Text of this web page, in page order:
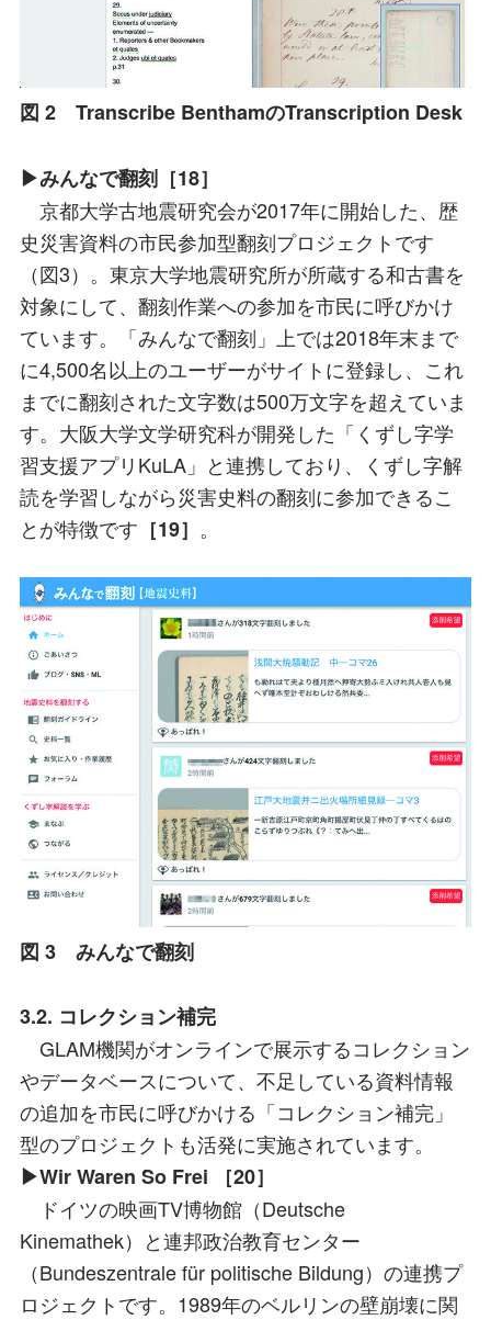
図 2 Transcribe BenthamのTranscription Desk
▶みんなで翻刻［18］
京都大学古地震研究会が2017年に開始した、歴
史災害資料の市民参加型翻刻プロジェクトです
（図3）。東京大学地震研究所が所蔵する和古書を
対象にして、翻刻作業への参加を市民に呼びかけ
ています。「みんなで翻刻」上では2018年末まで
に4,500名以上のユーザーがサイトに登録し、これ
までに翻刻された文字数は500万文字を超えていま
す。大阪大学文学研究科が開発した「くずし字学
習支援アプリKuLA」と連携しており、くずし字解
読を学習しながら災害史料の翻刻に参加できるこ
とが特徴です ［19］ 。
図 3 みんなで翻刻
3.2. コレクション補完
GLAM機関がオンラインで展示するコレクション
やデータベースについて、不足している資料情報
の追加を市民に呼びかける「コレクション補完」
型のプロジェクトも活発に実施されています。
▶Wir Waren So Frei ［20］
ドイツの映画TV博物館（Deutsche
Kinemathek）と連邦政治教育センター
（Bundeszentrale für politische Bildung）の連携プ
ロジェクトです。1989年のベルリンの壁崩壊に関